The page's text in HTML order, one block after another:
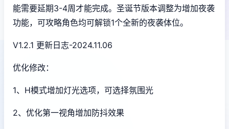
能需要延期3-4周才能完成。圣诞节版本调整为增加夜袭
功能，可攻略角色均可解锁1个全新的夜袭体位。
V1.2.1 更新日志-2024.11.06
优化修改：
1、H模式增加灯光选项，可选择氛围光
2、优化第一视角增加防抖效果